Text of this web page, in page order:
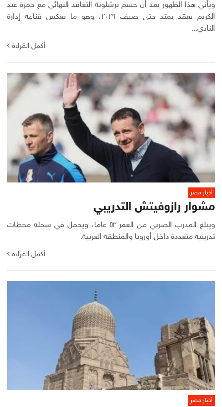
ويأتي هذا الظهور بعد أن حسم برشلونة التعاقد النهائي مع حمزة عبد
الكريم بعقد يمتد حتى صيف ٢٠٢٩، وهو ما يعكس قناعة إدارة
النادي...
أكمل القراءة
أخبار مصر
مشوار رازوفيتش التدريبي
ويبلغ المدرب الصربي من العمر ٥٣ عاما، ويحمل في سجله محطات
تدريبية متعددة داخل أوروبا والمنطقة العربية.
أكمل القراءة
أخبار مصر